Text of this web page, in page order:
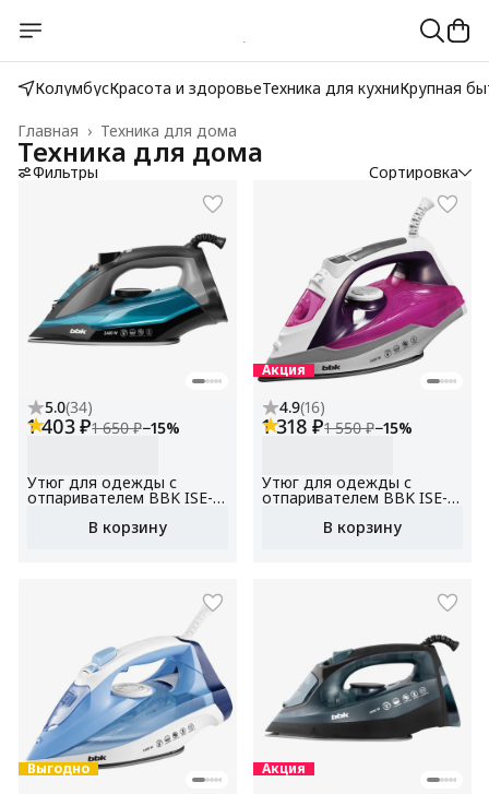
КолумбусКрасота и здоровьеТехника для кухниКрупная
Техника для дома
Главная ›
Техника для дома
Фильтры Сортировка
5.0(34)
1 403 ₽1 650 ₽−15%
Утюг для одежды с
отпаривателем BBK ISE-
2410, антипригарное
покрытие, черный/синий,
мощность 2400 Вт,
В корзину
Акция
4.9(16)
1 318 ₽1 550 ₽−15%
Утюг для одежды с
отпаривателем BBK ISE-
2409, антипригарное
покрытие, фиолетовый,
мощность 2400 Вт,
В корзину
Выгодно Акция